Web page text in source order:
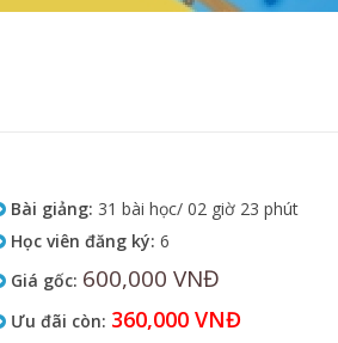
Bài giảng: 31 bài học/ 02 giờ 23 phút
Học viên đăng ký: 6
Giá gốc: 600,000 VNĐ
Ưu đãi còn: 360,000 VNĐ